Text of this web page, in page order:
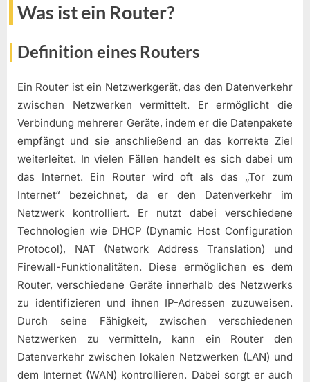
Was ist ein Router?
Definition eines Routers
Ein Router ist ein Netzwerkgerät, das den Datenverkehr
zwischen Netzwerken vermittelt. Er ermöglicht die
Verbindung mehrerer Geräte, indem er die Datenpakete
empfängt und sie anschließend an das korrekte Ziel
weiterleitet. In vielen Fällen handelt es sich dabei um
das Internet. Ein Router wird oft als das „Tor zum
Internet“ bezeichnet, da er den Datenverkehr im
Netzwerk kontrolliert. Er nutzt dabei verschiedene
Technologien wie DHCP (Dynamic Host Configuration
Protocol), NAT (Network Address Translation) und
Firewall-Funktionalitäten. Diese ermöglichen es dem
Router, verschiedene Geräte innerhalb des Netzwerks
zu identifizieren und ihnen IP-Adressen zuzuweisen.
Durch seine Fähigkeit, zwischen verschiedenen
Netzwerken zu vermitteln, kann ein Router den
Datenverkehr zwischen lokalen Netzwerken (LAN) und
dem Internet (WAN) kontrollieren. Dabei sorgt er auch